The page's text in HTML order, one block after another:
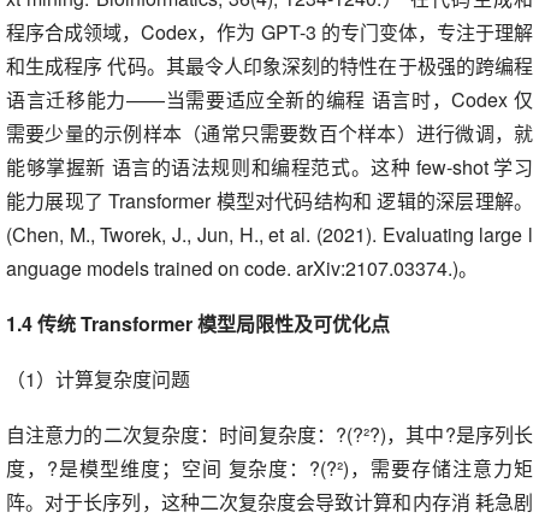
程序合成领域，Codex，作为 GPT-3 的专门变体，专注于理解
和生成程序 代码。其最令人印象深刻的特性在于极强的跨编程
语言迁移能力——当需要适应全新的编程 语言时，Codex 仅
需要少量的示例样本（通常只需要数百个样本）进行微调，就
能够掌握新 语言的语法规则和编程范式。这种 few-shot 学习
能力展现了 Transformer 模型对代码结构和 逻辑的深层理解。
(Chen, M., Tworek, J., Jun, H., et al. (2021). Evaluating large l
anguage models trained on code. arXiv:2107.03374.)。
1.4 传统 Transformer 模型局限性及可优化点
（1）计算复杂度问题
自注意力的二次复杂度：时间复杂度：?(?²?)，其中?是序列长
度，?是模型维度；空间 复杂度：?(?²)，需要存储注意力矩
阵。对于长序列，这种二次复杂度会导致计算和内存消 耗急剧